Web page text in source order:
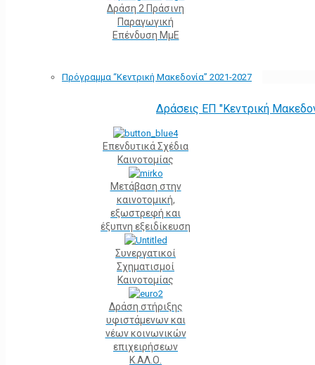
Δράση 2 Πράσινη
Παραγωγική
Επένδυση ΜμΕ
Πρόγραμμα “Κεντρική Μακεδονία” 2021-2027
Δράσεις ΕΠ "Κεντρική
Επενδυτικά Σχέδια
Καινοτομίας
Μετάβαση στην
καινοτομική,
εξωστρεφή και
έξυπνη εξειδίκευση
Συνεργατικοί
Σχηματισμοί
Καινοτομίας
Δράση στήριξης
υφιστάμενων και
νέων κοινωνικών
επιχειρήσεων
Κ.ΑΛ.Ο.